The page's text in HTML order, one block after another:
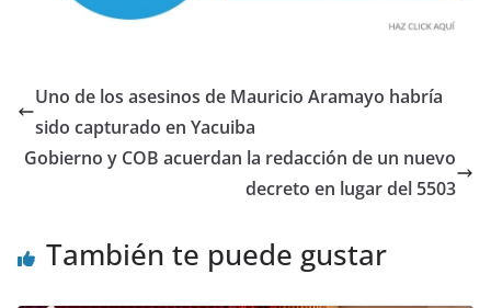
Uno de los asesinos de Mauricio Aramayo habría
sido capturado en Yacuiba
Gobierno y COB acuerdan la redacción de un nuevo
decreto en lugar del 5503
También te puede gustar